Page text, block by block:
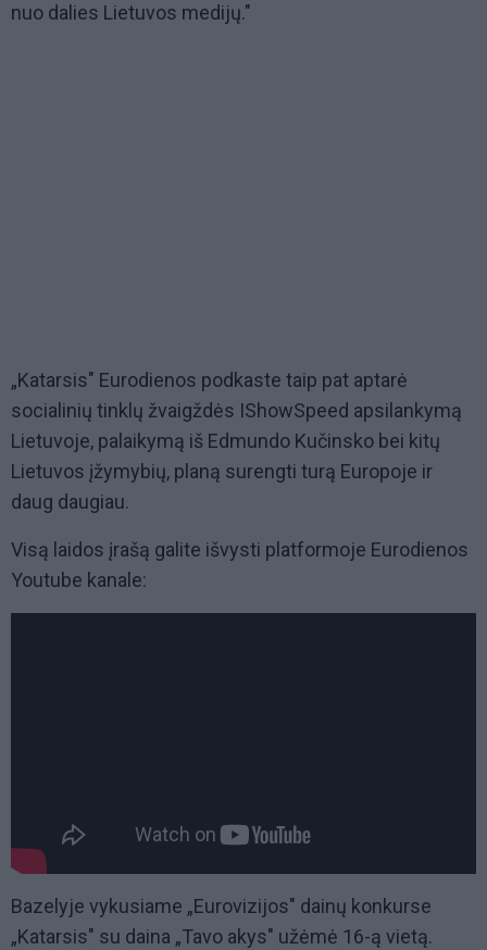
nuo dalies Lietuvos medijų."
„Katarsis" Eurodienos podkaste taip pat aptarė
socialinių tinklų žvaigždės IShowSpeed apsilankymą
Lietuvoje, palaikymą iš Edmundo Kučinsko bei kitų
Lietuvos įžymybių, planą surengti turą Europoje ir
daug daugiau.
Visą laidos įrašą galite išvysti platformoje Eurodienos
Youtube kanale:
Bazelyje vykusiame „Eurovizijos" dainų konkurse
„Katarsis" su daina „Tavo akys" užėmė 16-ą vietą.